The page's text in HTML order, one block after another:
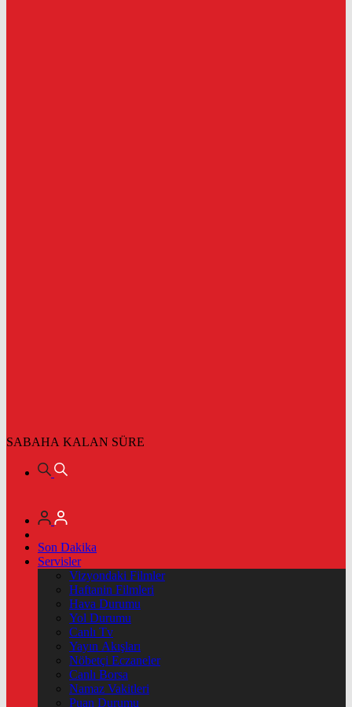
SABAHA KALAN SÜRE
Son Dakika
Servisler
Vizyondaki Filmler
Haftanin Filmleri
Hava Durumu
Yol Durumu
Canlı Tv
Yayın Akışları
Nöbetçi Eczaneler
Canlı Borsa
Namaz Vakitleri
Puan Durumu